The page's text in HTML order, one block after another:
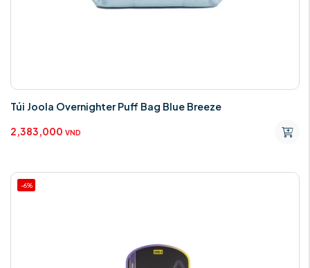
Túi Joola Overnighter Puff Bag Blue Breeze
2,383,000 VND
-6%